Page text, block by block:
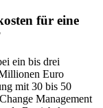
für eine
ein bis drei
Euro
mit 30 bis 50
Management